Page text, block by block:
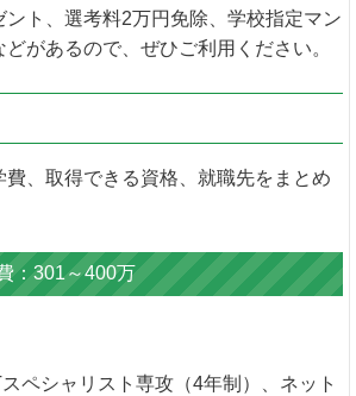
ト、選考料2万円免除、学校指定マン
があるので、ぜひご利用ください。
、取得できる資格、就職先をまとめ
：301～400万
ペシャリスト専攻（4年制）、ネット